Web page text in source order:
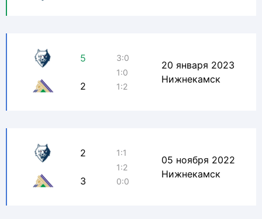
5
2
3:0
1:0
1:2
20 января 2023
Нижнекамск
2
3
1:1
1:2
0:0
05 ноября 2022
Нижнекамск